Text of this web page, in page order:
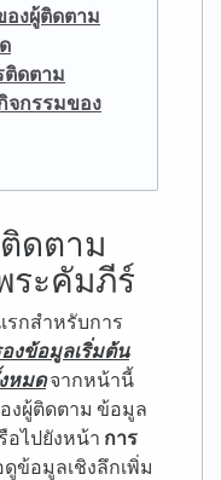
องผู้ติดตาม
ติดตาม
จกรรมของ
ดตาม
ระคัมภีร์
กสำหรับการ
งข้อมูลเริ่มต้น
หมดจากหน้านี้
งผู้ติดตาม ข้อมูล
อไปยังหน้า การ
ดูข้อมูลเชิงลึกเพิ่ม